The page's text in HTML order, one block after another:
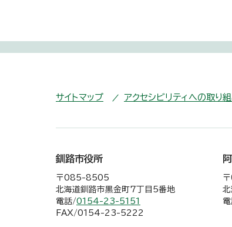
サイトマップ アクセシビリティへの取り
釧路市役所
〒085-8505
北海道釧路市黒金町7丁目5番地
電話/0154-23-5151
FAX/0154-23-5222